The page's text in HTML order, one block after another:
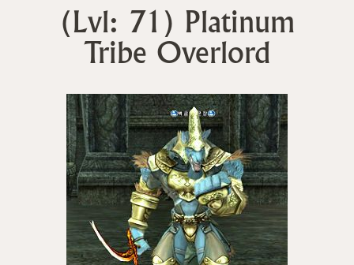
(Lvl: 71) Platinum
Tribe Overlord